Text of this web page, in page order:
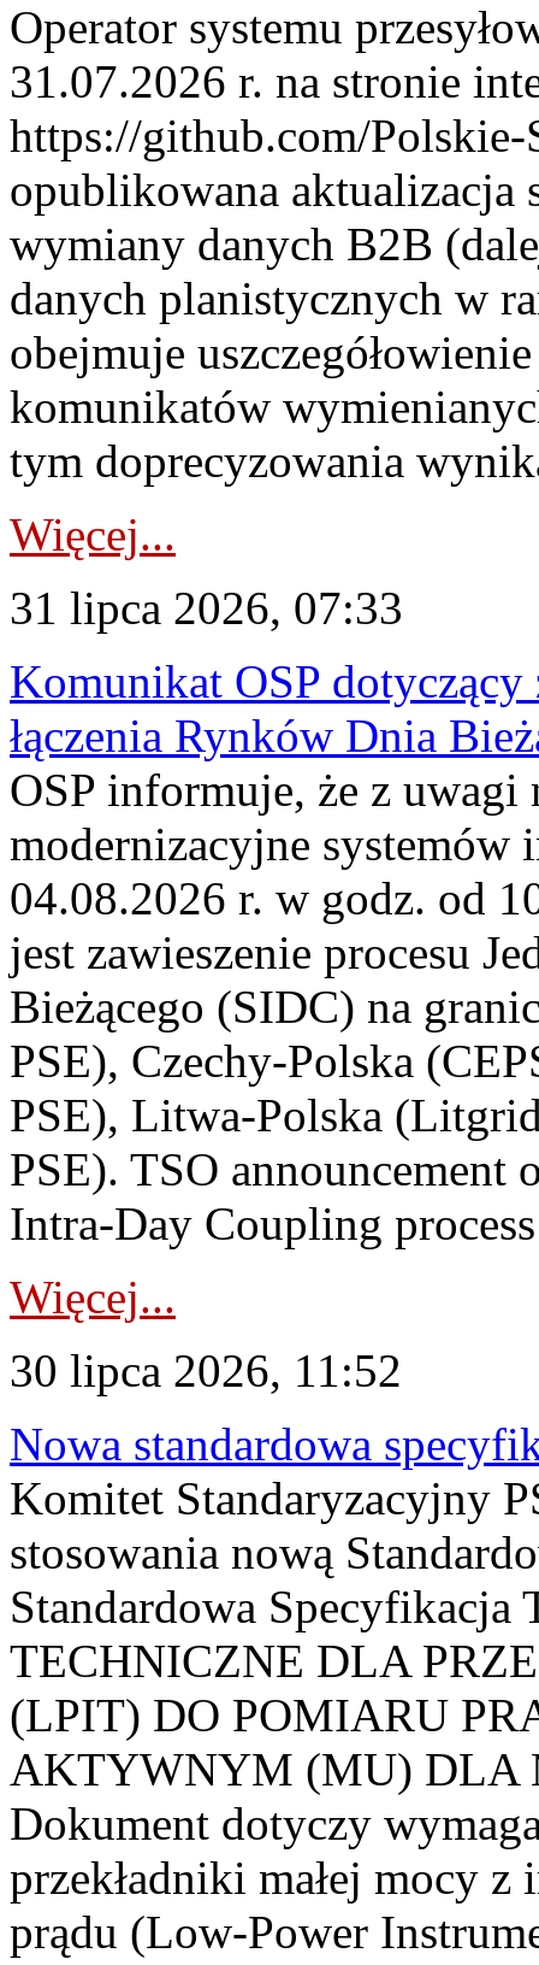
Operator systemu
31.07.2026 r. na stronie
https://github.com/Polskie-
opublikowana aktualizacja
wymiany danych B2B
danych planistycznych w
obejmuje
komunikatów
tym doprecyzowania
Więcej...
31 lipca 2026, 07:33
Komunikat OSP dotyczący
łączenia Rynków Dnia
OSP informuje, że z uwagi
modernizacyjne
04.08.2026 r. w godz. od
jest zawieszenie procesu
Bieżącego (SIDC) na
PSE), Czechy-Polska
PSE), Litwa-Polska
PSE). TSO announcement
Intra-Day Coupling
Więcej...
30 lipca 2026, 11:52
Nowa standardowa
Komitet Standaryzacyjny
stosowania nową
Standardowa
TECHNICZNE DLA
(LPIT) DO POMIARU
AKTYWNYM (MU) DLA
Dokument dotyczy
przekładniki małej mocy
prądu (Low-Power